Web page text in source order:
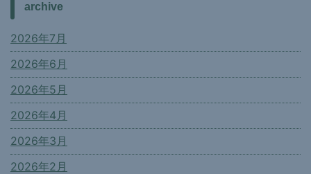
archive
2026年7月
2026年6月
2026年5月
2026年4月
2026年3月
2026年2月